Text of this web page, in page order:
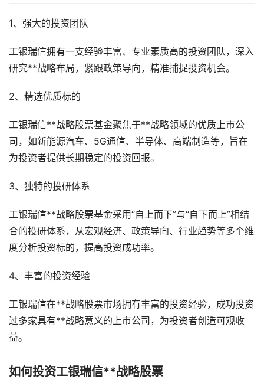
1、强大的投资团队
工银瑞信拥有一支经验丰富、专业素质高的投资团队，深入
研究**战略布局，紧跟政策导向，精准捕捉投资机会。
2、精选优质标的
工银瑞信**战略股票基金聚焦于**战略领域的优质上市公
司，如新能源汽车、5G通信、半导体、高端制造等，旨在
为投资者提供长期稳定的投资回报。
3、独特的投研体系
工银瑞信**战略股票基金采用“自上而下”与“自下而上”相结
合的投研体系，从宏观经济、政策导向、行业趋势等多个维
度分析投资标的，提高投资成功率。
4、丰富的投资经验
工银瑞信在**战略股票市场拥有丰富的投资经验，成功投资
过多家具有**战略意义的上市公司，为投资者创造可观收
益。
如何投资工银瑞信**战略股票